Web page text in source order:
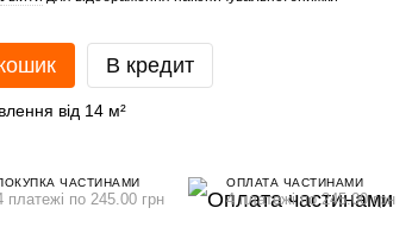
В кредит
від 14 м²
ЧАСТИНАМИ
платежі по 245.00 грн
ОПЛАТА ЧАСТИНАМИ
4 платежі по 245.00 грн